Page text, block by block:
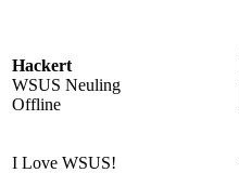
Hackert
WSUS Neuling
Offline
I Love WSUS!